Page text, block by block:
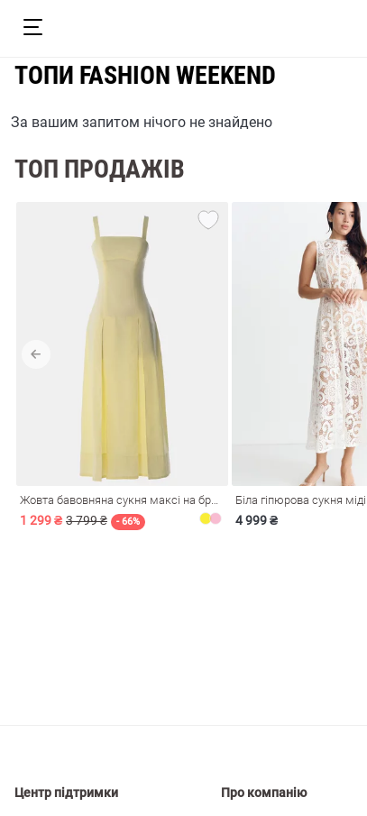
На
ТОПИ FASHION WEEKEND
За вашим запитом нічого не знайдено
ТОП ПРОДАЖІВ
1 299 ₴ 3 799 ₴ - 66%
Біла гіпюрова сукня міді
4 999 ₴
Центр підтримки Про компанію